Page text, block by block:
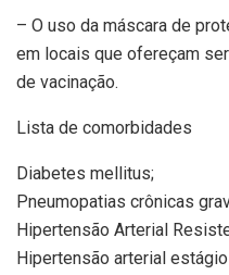
– O uso da máscara de
em locais que ofereçam
de vacinação.
Lista de comorbidades
Diabetes mellitus;
Pneumopatias crônicas
Hipertensão Arterial
Hipertensão arterial